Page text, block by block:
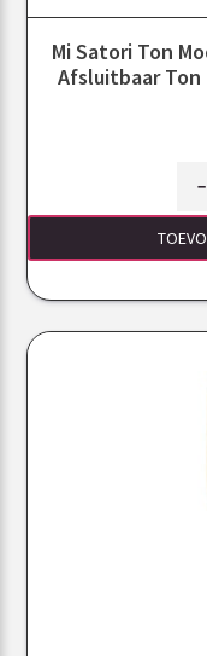
Mi Satori Ton
Afsluitbaar Ton
-